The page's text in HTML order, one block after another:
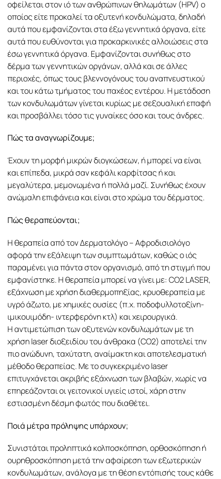
οφείλεται στον ιό των ανθρώπινων θηλωμάτων (HPV) ο
οποίος είτε προκαλεί τα οξυτενή κονδυλώματα, δηλαδή
αυτά που εμφανίζονται στα έξω γεννητικά όργανα, είτε
αυτά που ευθύνονται για προκαρκινικές αλλοιώσεις στα
έσω γεννητικά όργανα. Εμφανίζονται συνήθως στο
δέρμα των γεννητικών οργάνων, αλλά και σε άλλες
περιοχές, όπως τους βλεννογόνους του αναπνευστικού
και του κάτω τμήματος του παχέος εντέρου. Η μετάδοση
των κονδυλωμάτων γίνεται κυρίως με σεξουαλική επαφή
και προσβάλλει τόσο τις γυναίκες όσο και τους άνδρες.
Πώς τα αναγνωρίζουμε;
Έχουν τη μορφή μικρών διογκώσεων, ή μπορεί να είναι
και επίπεδα, μικρά σαν κεφάλι καρφίτσας ή και
μεγαλύτερα, μεμονωμένα ή πολλά μαζί. Συνήθως έχουν
ανώμαλη επιφάνεια και είναι στο χρώμα του δέρματος.
Πώς θεραπεύονται;
Η θεραπεία από τον Δερματολόγο – Αφροδισιολόγο
αφορά την εξάλειψη των συμπτωμάτων, καθώς ο ιός
παραμένει για πάντα στον οργανισμό, από τη στιγμή που
εμφανίστηκε. Η θεραπεία μπορεί να γίνει με: CΟ2 LASER,
εξάχνωση με χρήση διαθερμοπηξίας, κρυοθεραπεία με
υγρό άζωτο, με χημικές ουσίες (π.χ. ποδοφυλλοτοξίνη-
ιμικουιμόδη- ιντερφερόνη κτλ) και χειρουργικά.
Η αντιμετώπιση των οξυτενών κονδυλωμάτων με τη
χρήση laser διοξειδίου του άνθρακα (CO2) αποτελεί την
πιο ανώδυνη, ταχύτατη, αναίμακτη και αποτελεσματική
μέθοδο θεραπείας. Με το συγκεκριμένο laser
επιτυγχάνεται ακριβής εξάχνωση των βλαβών, χωρίς να
επηρεάζονται οι γειτονικοί υγιείς ιστοί, χάρη στην
εστιασμένη δέσμη φωτός που διαθέτει.
Ποιά μέτρα πρόληψης υπάρχουν;
Συνιστάται προληπτικά κολποσκόπηση, ορθοσκόπηση ή
ουρηθροσκόπηση μετά την αφαίρεση των εξωτερικών
κονδυλωμάτων, ανάλογα με τη θέση εντόπισής τους κάθε